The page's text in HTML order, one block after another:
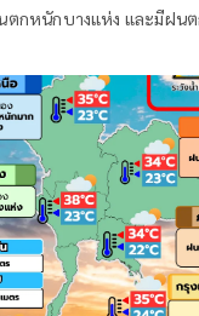
ตกหนักบางแห่ง และมีฝน